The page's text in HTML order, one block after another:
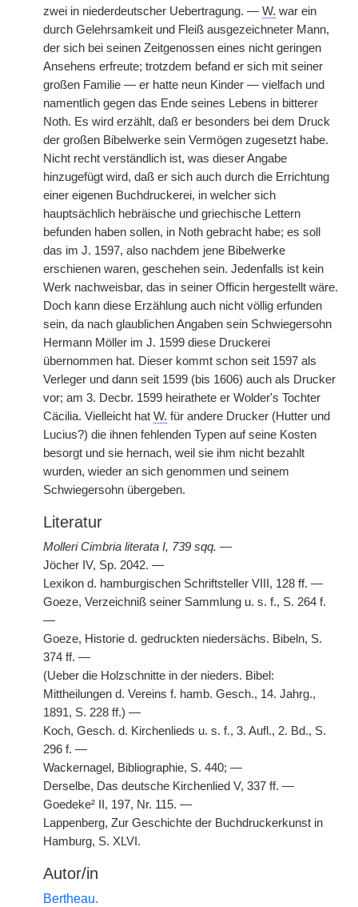
zwei in niederdeutscher Uebertragung. — W. war ein
durch Gelehrsamkeit und Fleiß ausgezeichneter Mann,
der sich bei seinen Zeitgenossen eines nicht geringen
Ansehens erfreute; trotzdem befand er sich mit seiner
großen Familie — er hatte neun Kinder — vielfach und
namentlich gegen das Ende seines Lebens in bitterer
Noth. Es wird erzählt, daß er besonders bei dem Druck
der großen Bibelwerke sein Vermögen zugesetzt habe.
Nicht recht verständlich ist, was dieser Angabe
hinzugefügt wird, daß er sich auch durch die Errichtung
einer eigenen Buchdruckerei, in welcher sich
hauptsächlich hebräische und griechische Lettern
befunden haben sollen, in Noth gebracht habe; es soll
das im J. 1597, also nachdem jene Bibelwerke
erschienen waren, geschehen sein. Jedenfalls ist kein
Werk nachweisbar, das in seiner Officin hergestellt wäre.
Doch kann diese Erzählung auch nicht völlig erfunden
sein, da nach glaublichen Angaben sein Schwiegersohn
Hermann Möller im J. 1599 diese Druckerei
übernommen hat. Dieser kommt schon seit 1597 als
Verleger und dann seit 1599 (bis 1606) auch als Drucker
vor; am 3. Decbr. 1599 heirathete er Wolder's Tochter
Cäcilia. Vielleicht hat W. für andere Drucker (Hutter und
Lucius?) die ihnen fehlenden Typen auf seine Kosten
besorgt und sie hernach, weil sie ihm nicht bezahlt
wurden, wieder an sich genommen und seinem
Schwiegersohn übergeben.
Literatur
Molleri Cimbria literata I, 739 sqq. —
Jöcher IV, Sp. 2042. —
Lexikon d. hamburgischen Schriftsteller VIII, 128 ff. —
Goeze, Verzeichniß seiner Sammlung u. s. f., S. 264 f.
—
Goeze, Historie d. gedruckten niedersächs. Bibeln, S.
374 ff. —
(Ueber die Holzschnitte in der nieders. Bibel:
Mittheilungen d. Vereins f. hamb. Gesch., 14. Jahrg.,
1891, S. 228 ff.) —
Koch, Gesch. d. Kirchenlieds u. s. f., 3. Aufl., 2. Bd., S.
296 f. —
Wackernagel, Bibliographie, S. 440; —
Derselbe, Das deutsche Kirchenlied V, 337 ff. —
Goedeke² II, 197, Nr. 115. —
Lappenberg, Zur Geschichte der Buchdruckerkunst in
Hamburg, S. XLVI.
Autor/in
Bertheau.